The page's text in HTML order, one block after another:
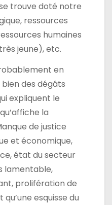
trouve doté notre
ressources
humaines
jeune), etc.
en
des dégâts
expliquent le
la
de justice
et économique,
état du secteur
lamentable,
prolifération de
esquisse du